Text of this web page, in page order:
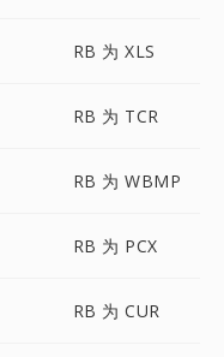
RB 为 XLS
RB 为 TCR
RB 为 WBMP
RB 为 PCX
RB 为 CUR